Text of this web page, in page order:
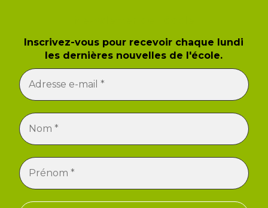
Inscrivez-vous pour recevoir chaque lundi
les dernières nouvelles de l'école.